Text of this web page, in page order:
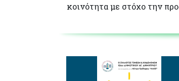
κοινότητα με στόχο την